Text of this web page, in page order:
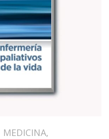
MEDICINA,